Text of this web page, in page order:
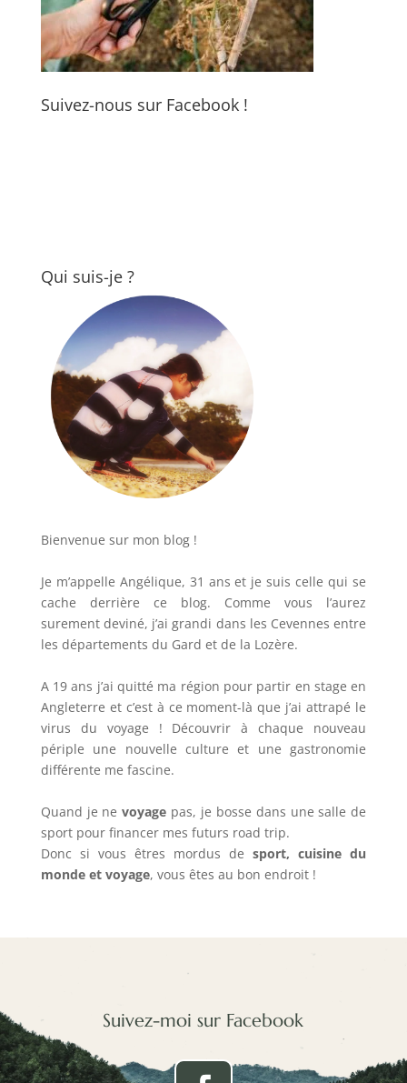
Suivez-nous sur Facebook !
Qui suis-je ?
Bienvenue sur mon blog !
Je m’appelle Angélique, 31 ans et je suis celle qui se
cache derrière ce blog. Comme vous l’aurez
surement deviné, j’ai grandi dans les Cevennes entre
les départements du Gard et de la Lozère.
A 19 ans j’ai quitté ma région pour partir en stage en
Angleterre et c’est à ce moment-là que j’ai attrapé le
virus du voyage ! Découvrir à chaque nouveau
périple une nouvelle culture et une gastronomie
différente me fascine.
Quand je nevoyage pas, je bosse dans une salle de
sport pour financer mes futurs road trip.
Donc si vous êtres mordus desport, cuisine du
monde et voyage, vous êtes au bon endroit !
Suivez-moi sur Facebook